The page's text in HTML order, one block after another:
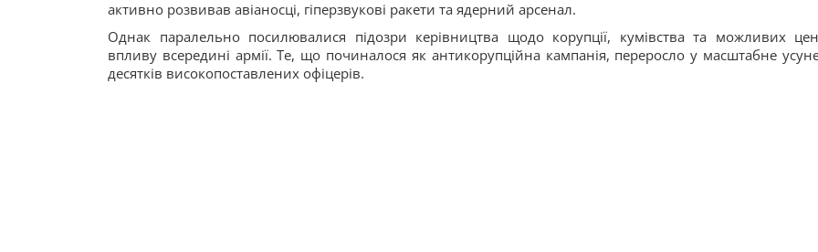
активно розвивав авіаносці, гіперзвукові ракети та ядерний арсенал.
Однак паралельно посилювалися підозри керівництва щодо корупції, кумівства та можливих
впливу всередині армії. Те, що починалося як антикорупційна кампанія, переросло у масштабне
десятків високопоставлених офіцерів.